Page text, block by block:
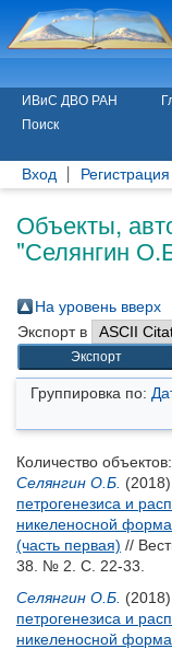
ИВиС ДВО РАН
Поиск
Вход Регистрация
Объекты,
"Селянгин
На уровень вверх
Экспорт в
Группировка по:
Количество объектов:
Селянгин О.Б. (2018)
петрогенезиса и
никеленосной
(часть первая) //
38. № 2. С. 22-33.
Селянгин О.Б. (2018)
петрогенезиса и
никеленосной